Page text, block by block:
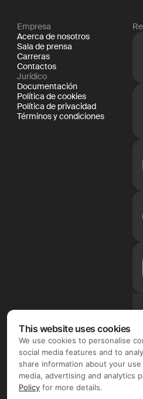
Empresa
Acerca de nosotros
Sala de prensa
Carreras
Contactos
Jurídico
Documentación
Política de cookies
Política de privacidad
Términos y condiciones
This website uses cookies
We use cookies to personalise
social media features and to
share information about your
media, advertising and analytics
Policy for more details.